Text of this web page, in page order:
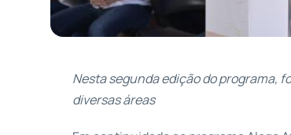
Nesta segunda edição do programa,
diversas áreas